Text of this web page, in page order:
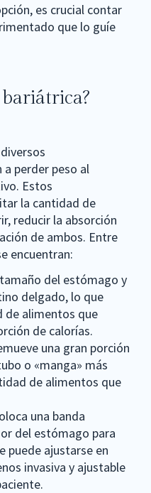
es crucial contar
que lo guíe
perder peso al
Estos
la cantidad de
reducir la absorción
de ambos. Entre
encuentran:
del estómago y
delgado, lo que
de alimentos que
de calorías.
una gran porción
o «manga» más
de alimentos que
una banda
del estómago para
puede ajustarse en
invasiva y ajustable